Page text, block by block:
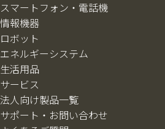
スマートフォン・電話機
情報機器
ロボット
エネルギーシステム
生活用品
サービス
法人向け製品一覧
サポート・お問い合わせ